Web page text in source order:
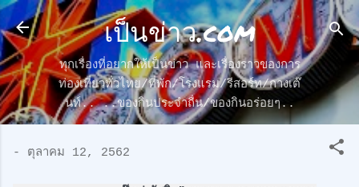
ข้ามไปที่เนื้อหาหลัก
เป็นข่าว.com
ทุกเรื่องที่อยากให้เป็นข่าว และเรื่องราวของการ
ท่องเที่ยวทั่วไทย/ที่พัก/โรงแรม/รีสอร์ท/กางเต๊
นท์.. ..ของกินประจำถื่น/ของกินอร่อยๆ..
- ตุลาคม 12, 2562